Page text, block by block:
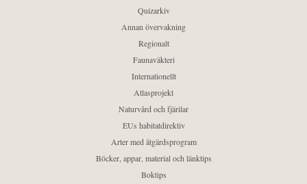
Quizarkiv
Annan övervakning
Regionalt
Faunaväkteri
Internationellt
Atlasprojekt
Naturvård och fjärilar
EUs habitatdirektiv
Arter med åtgärdsprogram
Böcker, appar, material och länktips
Boktips